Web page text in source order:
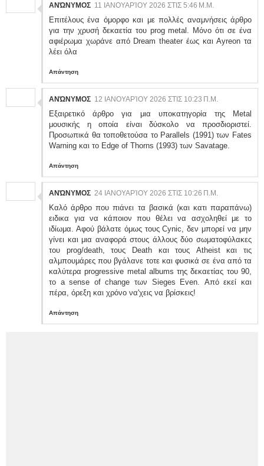
ΑΝΏΝΥΜΟΣ 11 ΙΑΝΟΥΑΡΊΟΥ 2026 ΣΤΙΣ 5:46 Μ.Μ.
Επιτέλους ένα όμορφο και με πολλές αναμνήσεις άρθρο
για την χρυσή δεκαετία του prog metal. Μόνο ότι σε ένα
αφιέρωμα χωράνε από Dream theater έως και Ayreon τα
λέει όλα
Απάντηση
ΑΝΏΝΥΜΟΣ 12 ΙΑΝΟΥΑΡΊΟΥ 2026 ΣΤΙΣ 10:23 Π.Μ.
Εξαιρετικό άρθρο για μια υποκατηγορία της Metal
μουσικής η οποία είναι δύσκολο να προσδιοριστεί.
Προσωπικά θα τοποθετούσα το Parallels (1991) των Fates
Warning και το Edge of Thorns (1993) των Savatage.
Απάντηση
ΑΝΏΝΥΜΟΣ 24 ΙΑΝΟΥΑΡΊΟΥ 2026 ΣΤΙΣ 10:26 Π.Μ.
Καλό άρθρο που πιάνει τα βασικά (και κατι παραπάνω)
ειδικα για να κάποιον που θέλει να ασχοληθεί με το
ιδίωμα. Αφού βάλατε όμως τους Cynic, δεν μπορεί να μην
γίνει και μια αναφορά στους άλλους δύο σωματοφύλακες
του prog/death, τους Death και τους Atheist και τις
αλμπουμάρες που βγάλανε τοτε και φυσικά σε ένα από τα
καλύτερα progressive metal albums της δεκαετίας του 90,
το a sense of change των Sieges Even. Από εκεί και
πέρα, όρεξη και χρόνο να'χεις να βρίσκεις!
Απάντηση